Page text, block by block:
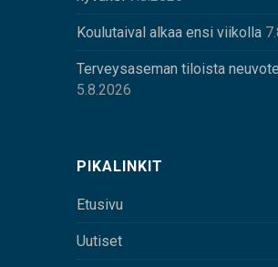
Koulutaival alkaa ensi viikolla
Terveysaseman tiloista
5.8.2026
PIKALINKIT
Etusivu
Uutiset